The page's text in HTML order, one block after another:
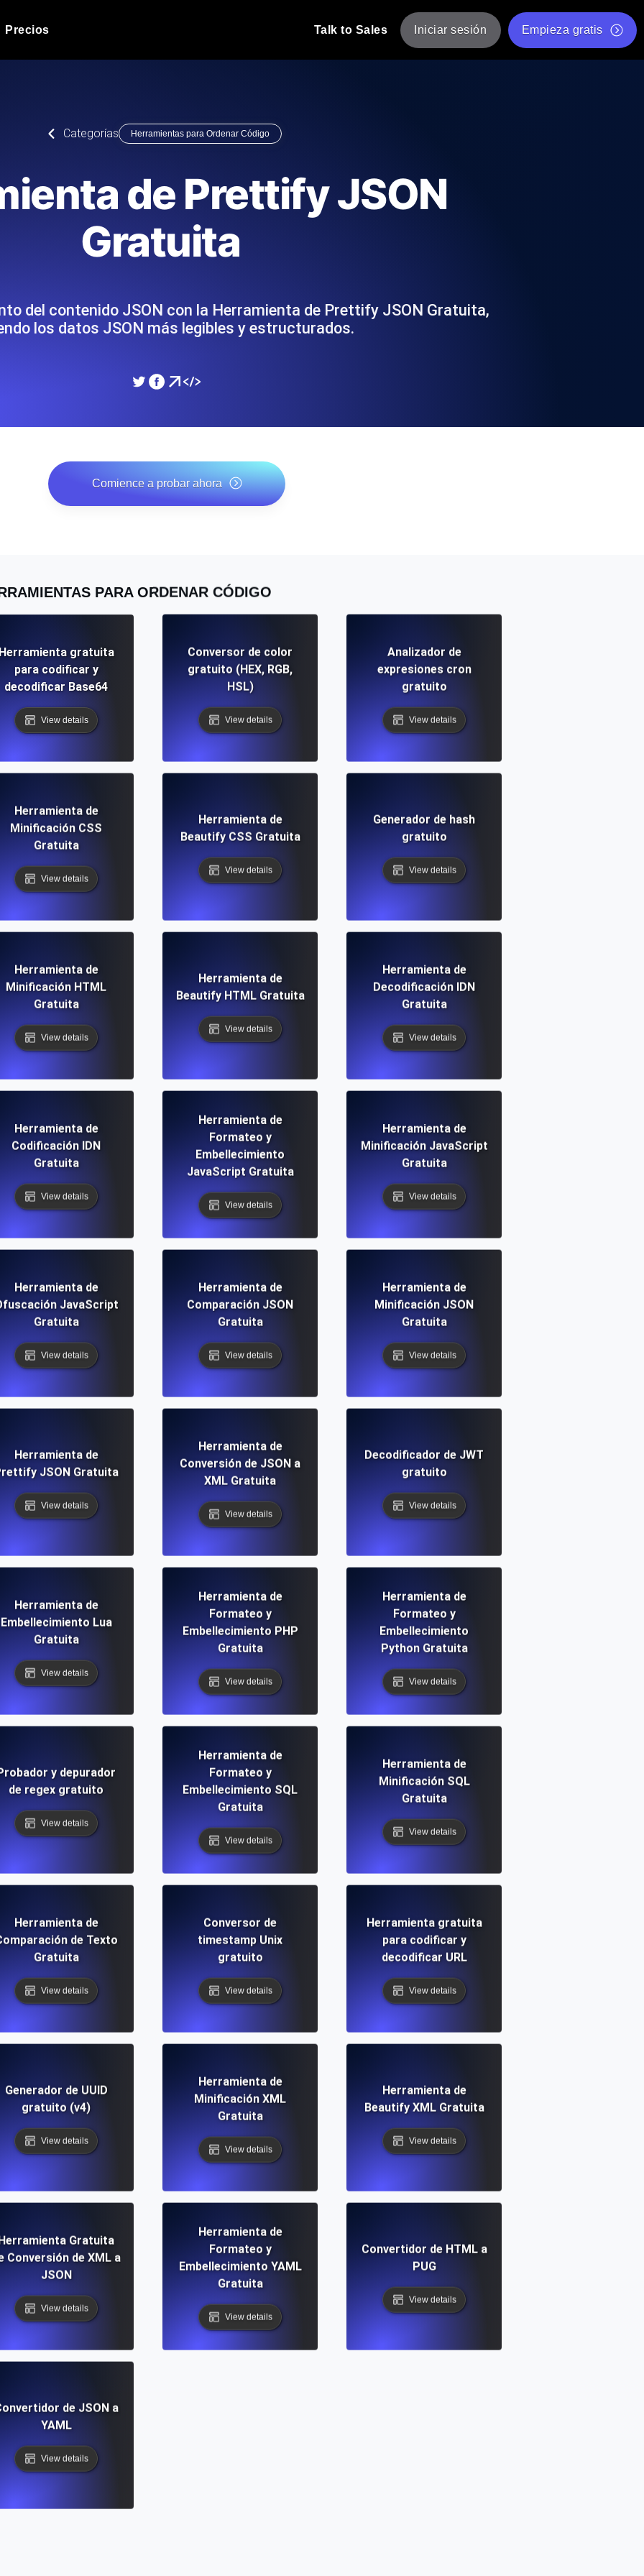
tecnológico.
los scripts JMeter o k6,
Synthetic Monitoring
Sondas always-on de uptime y rendimiento desde 25+ ubicaciones.
Detecta caídas antes que tus usuarios.
del sitio web
de su sitio web.
Monitoree sus APIs
Monitorear la velocidad y funcionalidad de la API
Gratis para empezar.
tareas programadas. Gratis
DNS Monitoring
DNS monitoring con comprobación de registros y alertas. Gratis para
empezar.
Monitores como YAML, JS y MCP
Blog de producto
Leer más en el blog
Leer más en el blog
Comprobador de estado de API
Precios Talk to Sales Iniciar sesión Empieza gratis
Categorías Herramientas para Ordenar Código
de Prettify JSON
Gratuita
del contenido JSON con la Herramienta de Prettify JSON Gratuita,
los datos JSON más legibles y estructurados.
Comience a probar ahora
PARA ORDENAR CÓDIGO
gratuita
para codificar y
decodificar Base64
View details
Conversor de color
gratuito (HEX, RGB,
HSL)
View details
Analizador de
expresiones cron
gratuito
View details
Herramienta de
Minificación CSS
Gratuita
View details
Herramienta de
Beautify CSS Gratuita
View details
Generador de hash
gratuito
View details
Herramienta de
Minificación HTML
Gratuita
View details
Herramienta de
Beautify HTML Gratuita
View details
Herramienta de
Decodificación IDN
Gratuita
View details
Herramienta de
Codificación IDN
Gratuita
View details
Herramienta de
Formateo y
Embellecimiento
JavaScript Gratuita
View details
Herramienta de
Minificación JavaScript
Gratuita
View details
Herramienta de
JavaScript
Gratuita
View details
Herramienta de
Comparación JSON
Gratuita
View details
Herramienta de
Minificación JSON
Gratuita
View details
Herramienta de
JSON Gratuita
View details
Herramienta de
Conversión de JSON a
XML Gratuita
View details
Decodificador de JWT
gratuito
View details
Herramienta de
Embellecimiento Lua
Gratuita
View details
Herramienta de
Formateo y
Embellecimiento PHP
Gratuita
View details
Herramienta de
Formateo y
Embellecimiento
Python Gratuita
View details
y depurador
de regex gratuito
View details
Herramienta de
Formateo y
Embellecimiento SQL
Gratuita
View details
Herramienta de
Minificación SQL
Gratuita
View details
Herramienta de
de Texto
Gratuita
View details
Conversor de
timestamp Unix
gratuito
View details
Herramienta gratuita
para codificar y
decodificar URL
View details
Generador de UUID
gratuito (v4)
View details
Herramienta de
Minificación XML
Gratuita
View details
Herramienta de
Beautify XML Gratuita
View details
Gratuita
Conversión de XML a
JSON
View details
Herramienta de
Formateo y
Embellecimiento YAML
Gratuita
View details
Convertidor de HTML a
PUG
View details
de JSON a
YAML
View details